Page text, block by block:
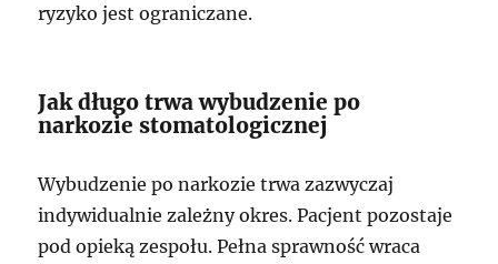
ryzyko jest ograniczane.
Jak długo trwa wybudzenie po
narkozie stomatologicznej
Wybudzenie po narkozie trwa zazwyczaj
indywidualnie zależny okres. Pacjent pozostaje
pod opieką zespołu. Pełna sprawność wraca